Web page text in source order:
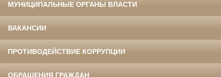
МУНИЦИПАЛЬНЫЕ ОРГАНЫ ВЛАСТИ
ВАКАНСИИ
ПРОТИВОДЕЙСТВИЕ КОРРУПЦИИ
ОБРАЩЕНИЯ ГРАЖДАН